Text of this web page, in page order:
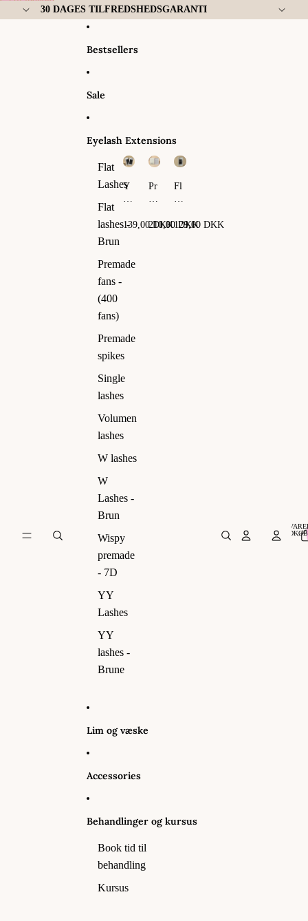
30 DAGES TILFREDSHEDSGARANTI
Bestsellers
Sale
Eyelash Extensions
Flat
Lashes
Flat
lashes -
Brun
Premade
fans -
(400
fans)
Premade
spikes
Single
lashes
Volumen
lashes
W lashes
W
Lashes -
Brun
Wispy
premade
- 7D
YY
Lashes
YY
lashes -
Brune
Y
sh
139,00 DKK
Pr
e
210,00 DKK
Fl
sh
129,00 DKK
Lim og væske
Accessories
Behandlinger og kursus
Book tid til
behandling
Kursus